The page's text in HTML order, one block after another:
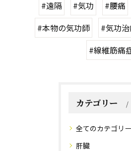
#遠隔 #気功 #腰痛
#本物の気功師
#気功
#線維筋痛
カテゴリー
全てのカテゴリー
肝臓